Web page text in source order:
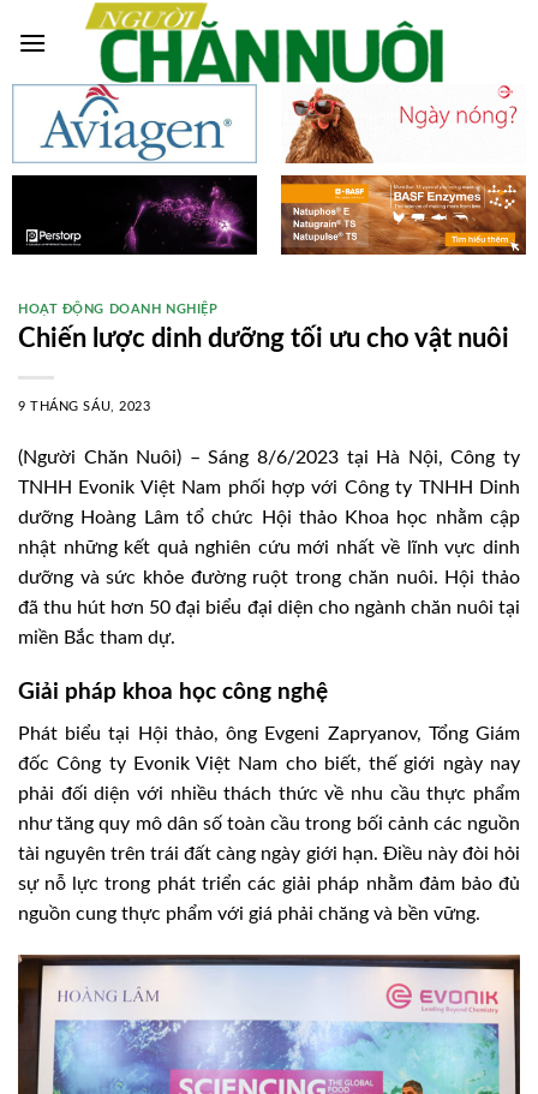
HOẠT ĐỘNG DOANH NGHIỆP
Chiến lược dinh dưỡng tối ưu cho vật nuôi
9 THÁNG SÁU, 2023
(Người Chăn Nuôi) – Sáng 8/6/2023 tại Hà Nội, Công ty
TNHH Evonik Việt Nam phối hợp với Công ty TNHH Dinh
dưỡng Hoàng Lâm tổ chức Hội thảo Khoa học nhằm cập
nhật những kết quả nghiên cứu mới nhất về lĩnh vực dinh
dưỡng và sức khỏe đường ruột trong chăn nuôi. Hội thảo
đã thu hút hơn 50 đại biểu đại diện cho ngành chăn nuôi tại
miền Bắc tham dự.
Giải pháp khoa học công nghệ
Phát biểu tại Hội thảo, ông Evgeni Zapryanov, Tổng Giám
đốc Công ty Evonik Việt Nam cho biết, thế giới ngày nay
phải đối diện với nhiều thách thức về nhu cầu thực phẩm
như tăng quy mô dân số toàn cầu trong bối cảnh các nguồn
tài nguyên trên trái đất càng ngày giới hạn. Điều này đòi hỏi
sự nỗ lực trong phát triển các giải pháp nhằm đảm bảo đủ
nguồn cung thực phẩm với giá phải chăng và bền vững.